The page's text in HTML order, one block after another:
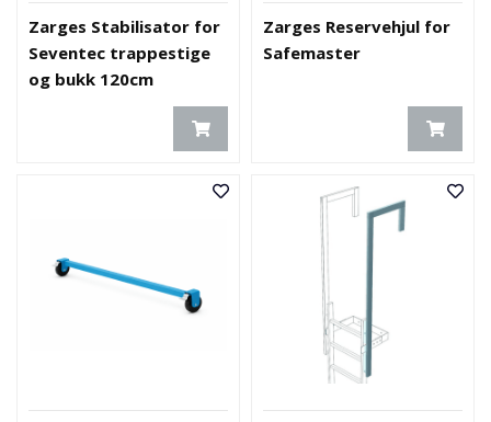
Zarges Stabilisator for
Seventec trappestige
og bukk 120cm
Zarges Reservehjul for
Safemaster